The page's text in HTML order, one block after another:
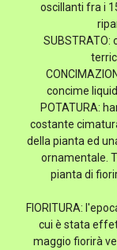
oscillanti fra i
SUBSTRATO:
concime
POTATURA:
costante
della pianta ed
ornamentale.
pianta di
FIORITURA:
cui è stata
maggio fiorirà